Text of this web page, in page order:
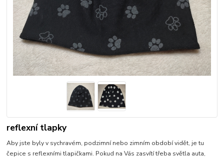
reflexní tlapky
Aby jste byly v sychravém, podzimní nebo zimním období vidět, je tu
čepice s reflexními tlapičkami. Pokud na Vás zasvítí třeba světla auta,